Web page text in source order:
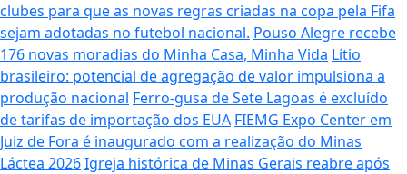
clubes para que as novas regras criadas na copa pela Fifa
sejam adotadas no futebol nacional. Pouso Alegre recebe
176 novas moradias do Minha Casa, Minha Vida Lítio
brasileiro: potencial de agregação de valor impulsiona a
produção nacional Ferro-gusa de Sete Lagoas é excluído
de tarifas de importação dos EUA FIEMG Expo Center em
Juiz de Fora é inaugurado com a realização do Minas
Láctea 2026Igreja histórica de Minas Gerais reabre após